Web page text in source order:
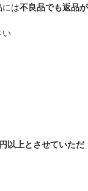
には不良品でも返品が
い
以上とさせていただ